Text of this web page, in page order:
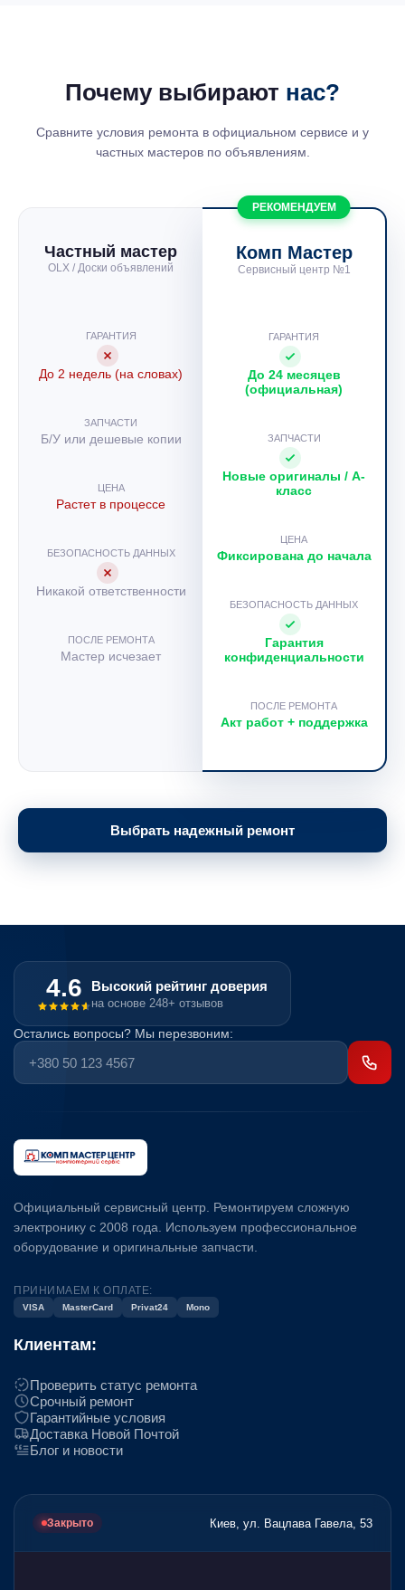
Почему выбирают нас?
Сравните условия ремонта в официальном сервисе и у
частных мастеров по объявлениям.
Частный мастер
OLX / Доски объявлений
ГАРАНТИЯ
До 2 недель (на словах)
ЗАПЧАСТИ
Б/У или дешевые копии
ЦЕНА
Растет в процессе
БЕЗОПАСНОСТЬ ДАННЫХ
Никакой ответственности
ПОСЛЕ РЕМОНТА
Мастер исчезает
РЕКОМЕНДУЕМ
Комп Мастер
Сервисный центр №1
ГАРАНТИЯ
До 24 месяцев
(официальная)
ЗАПЧАСТИ
Новые оригиналы / A-
класс
ЦЕНА
Фиксирована до начала
БЕЗОПАСНОСТЬ ДАННЫХ
Гарантия
конфиденциальности
ПОСЛЕ РЕМОНТА
Акт работ + поддержка
Выбрать надежный ремонт
4.6 Высокий рейтинг доверия
на основе 248+ отзывов
Остались вопросы? Мы перезвоним:
Официальный сервисный центр. Ремонтируем сложную
электронику с 2008 года. Используем профессиональное
оборудование и оригинальные запчасти.
ПРИНИМАЕМ К ОПЛАТЕ:
VISA MasterCard Privat24 Mono
Клиентам:
Проверить статус ремонта
Срочный ремонт
Гарантийные условия
Доставка Новой Почтой
Блог и новости
Закрыто Киев, ул. Вацлава Гавела, 53